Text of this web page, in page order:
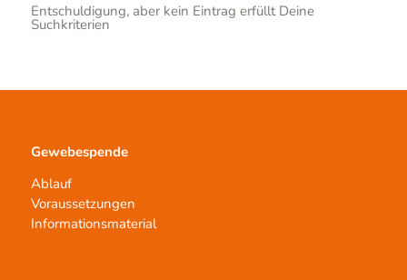
Entschuldigung, aber kein Eintrag erfüllt Deine
Suchkriterien
Gewebespende
Ablauf
Voraussetzungen
Informationsmaterial